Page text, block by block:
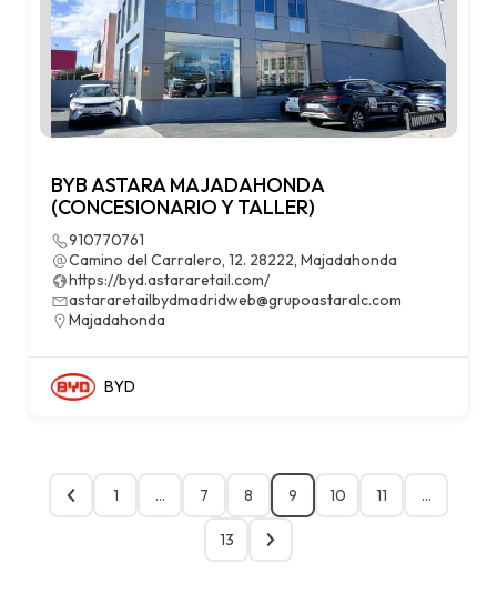
BYB ASTARA MAJADAHONDA
(CONCESIONARIO Y TALLER)
910770761
Camino del Carralero, 12. 28222, Majadahonda
https://byd.astararetail.com/
astararetailbydmadridweb@grupoastaralc.com
Majadahonda
BYD
1 … 7 8 9 10 11 …
13